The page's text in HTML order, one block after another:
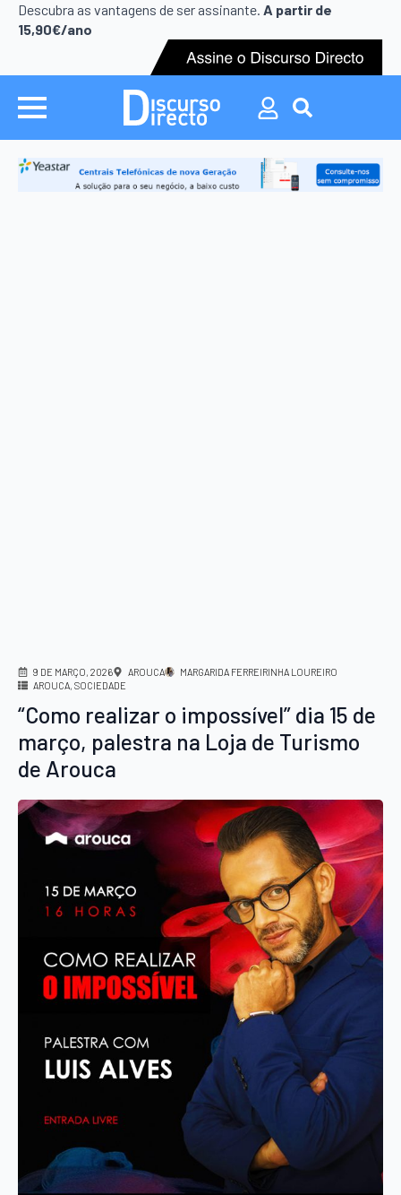
Descubra as vantagens de ser assinante. A partir de
15,90€/ano
Search
for:
Search
9 DE MARÇO, 2026 AROUCA
MARGARIDA FERREIRINHA LOUREIRO
AROUCA SOCIEDADE
“Como realizar o impossível” dia 15 de
março, palestra na Loja de Turismo
de Arouca